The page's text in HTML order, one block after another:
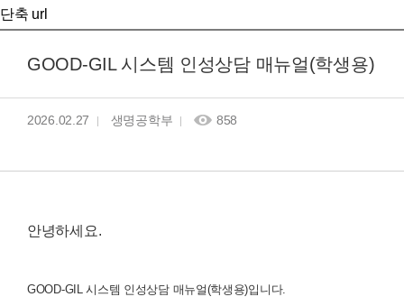
단축 url
GOOD-GIL 시스템 인성상담 매뉴얼(학생용)
2026.02.27 생명공학부 858
안녕하세요.
GOOD-GIL 시스템 인성상담 매뉴얼(학생용)입니다.